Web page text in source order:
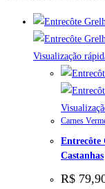
Visualização
Carnes
Entrecôte
Castanhas
R$